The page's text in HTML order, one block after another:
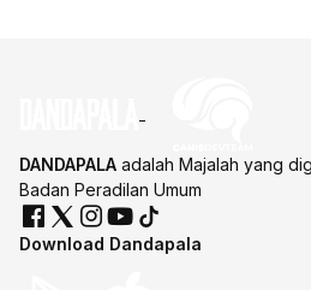
DANDAPALA adalah Majalah yang
Badan Peradilan Umum
Download Dandapala